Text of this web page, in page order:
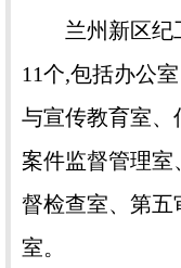
兰州新区纪工
11个,包括办公
与宣传教育室、
案件监督管理室
督检查室、第五
室。